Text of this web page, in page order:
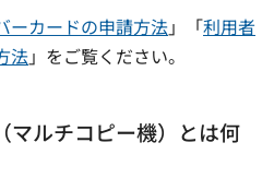
ーカードの申請方法」「利用者
法」をご覧ください。
マルチコピー機）とは何